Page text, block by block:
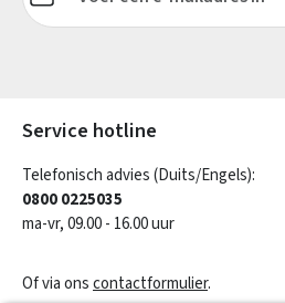
Service hotline
Telefonisch advies (Duits/Engels):
0800 0225035
ma-vr, 09.00 - 16.00 uur
Of via onscontactformulier.